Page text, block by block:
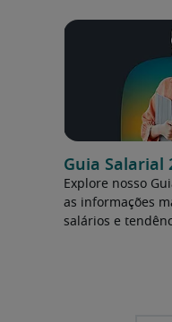
Guia Salarial
Explore nosso
as informações
salários e